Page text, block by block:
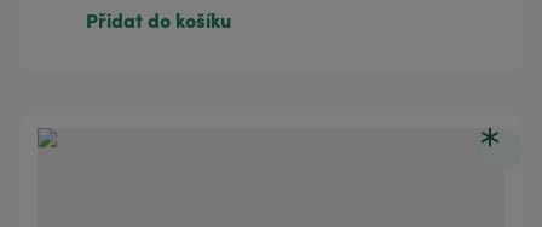
Přidat do košíku